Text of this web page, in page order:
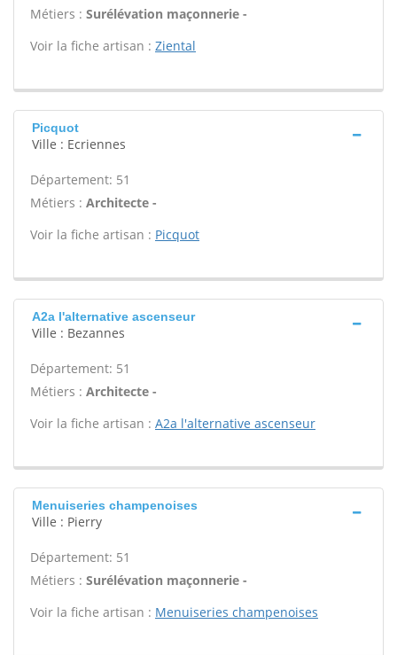
Métiers : Surélévation maçonnerie -
Voir la fiche artisan : Ziental
Picquot
Ville : Ecriennes
Département: 51
Métiers : Architecte -
Voir la fiche artisan : Picquot
A2a l'alternative ascenseur
Ville : Bezannes
Département: 51
Métiers : Architecte -
Voir la fiche artisan : A2a l'alternative ascenseur
Menuiseries champenoises
Ville : Pierry
Département: 51
Métiers : Surélévation maçonnerie -
Voir la fiche artisan : Menuiseries champenoises